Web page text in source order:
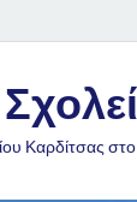
Καρδίτσας στο